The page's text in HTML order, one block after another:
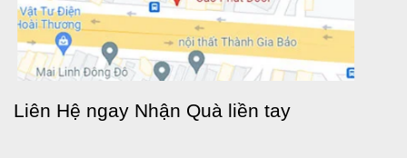
Liên Hệ ngay Nhận Quà liền tay